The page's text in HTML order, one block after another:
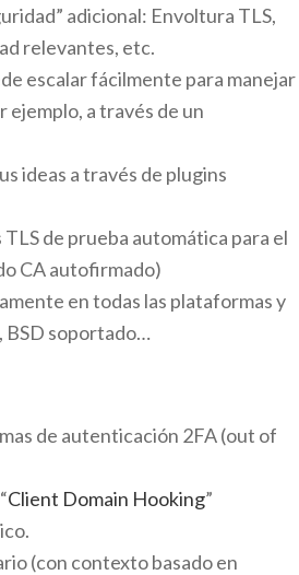
adicional: Envoltura TLS,
relevantes, etc.
escalar fácilmente para manejar
a través de un
ideas a través de plugins
de prueba automática para el
CA autofirmado)
en todas las plataformas y
BSD soportado…
de autenticación 2FA (out of
Client Domain Hooking”
(con contexto basado en